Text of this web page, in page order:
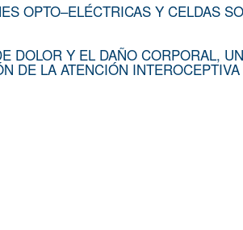
OPTO–ELÉCTRICAS Y CELDAS
DOLOR Y EL DAÑO CORPORAL, UN
DE LA ATENCIÓN INTEROCEPTIVA